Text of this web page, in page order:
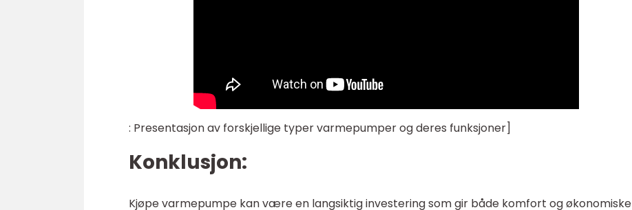
: Presentasjon av forskjellige typer varmepumper og deres funksjoner]
Konklusjon:
Kjøpe varmepumpe kan være en langsiktig investering som gir både komfort og økonomiske